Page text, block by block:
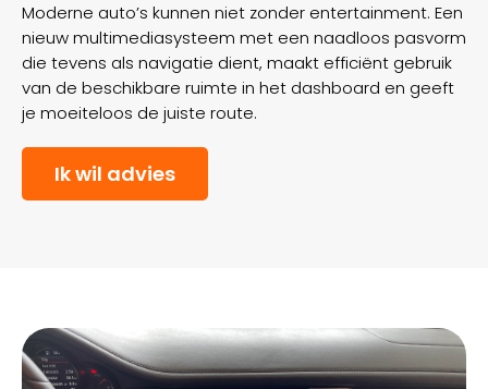
Moderne auto’s kunnen niet zonder entertainment. Een
nieuw multimediasysteem met een naadloos pasvorm
die tevens als navigatie dient, maakt efficiënt gebruik
van de beschikbare ruimte in het dashboard en geeft
je moeiteloos de juiste route.
Ik wil advies